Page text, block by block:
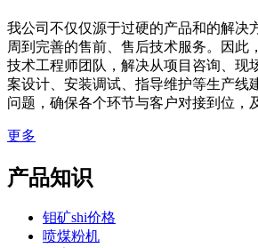
我公司不仅仅源于过硬的产品和的解决
周到完善的售前、售后技术服务。因此
技术工程师团队，解决从项目咨询、现
案设计、安装调试、指导维护等生产线
问题，确保各个环节与客户对接到位，
更多
产品知识
钼矿shi价格
喷煤粉机